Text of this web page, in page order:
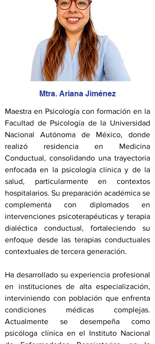
Mtra. Ariana Jiménez
Maestra en Psicología con formación en la
Facultad de Psicología de la Universidad
Nacional Autónoma de México, donde
realizó residencia en Medicina
Conductual, consolidando una trayectoria
enfocada en la psicología clínica y de la
salud, particularmente en contextos
hospitalarios. Su preparación académica se
complementa con diplomados en
intervenciones psicoterapéuticas y terapia
dialéctica conductual, fortaleciendo su
enfoque desde las terapias conductuales
contextuales de tercera generación.
Ha desarrollado su experiencia profesional
en instituciones de alta especialización,
interviniendo con población que enfrenta
condiciones médicas complejas.
Actualmente se desempeña como
psicóloga clínica en el Instituto Nacional